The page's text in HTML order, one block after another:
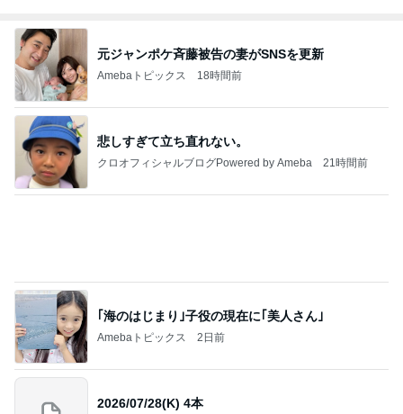
元ジャンポケ斉藤被告の妻がSNSを更新
Amebaトピックス 18時間前
悲しすぎて立ち直れない。
クロオフィシャルブログPowered by Ameba 21時間前
｢海のはじまり｣子役の現在に｢美人さん｣
Amebaトピックス 2日前
2026/07/28(K) 4本